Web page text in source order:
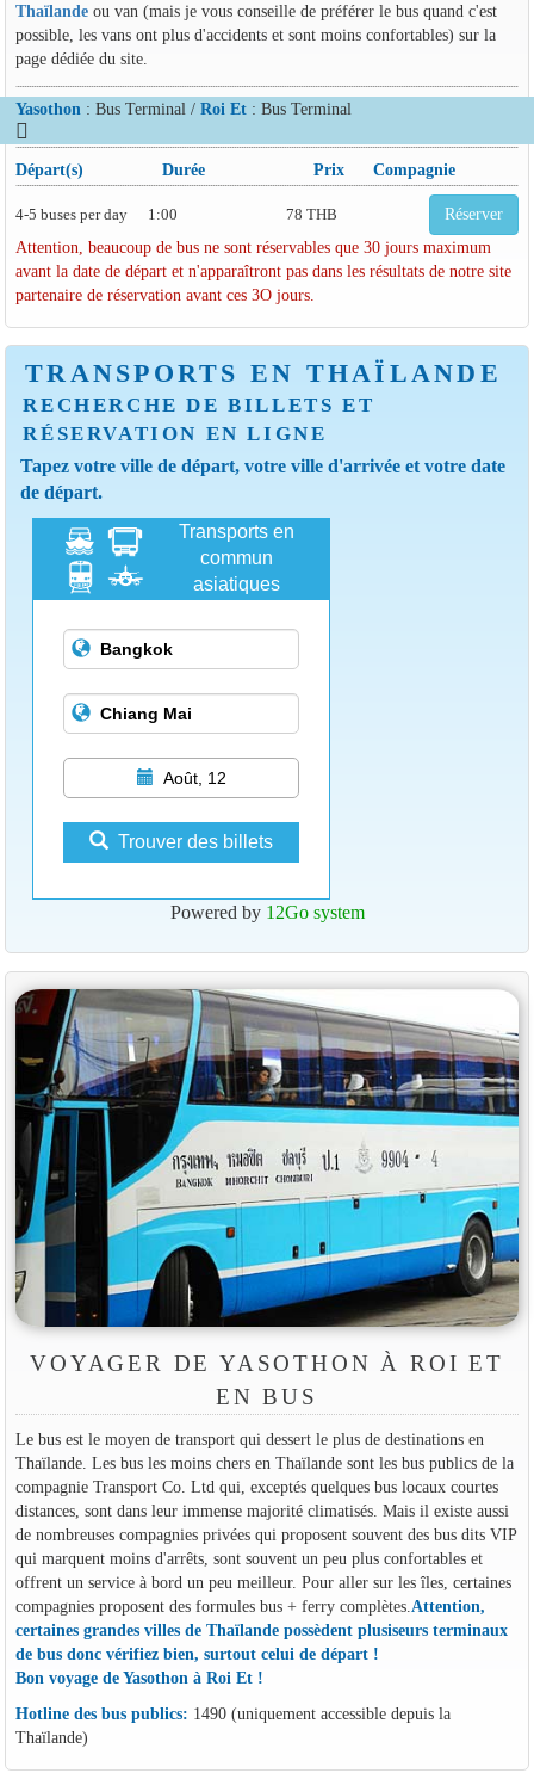
Thaïlandeou van (mais je vous conseille de préférer le bus quand c'est
possible, les vans ont plus d'accidents et sont moins confortables) sur la
page dédiée du site.
Yasothon : Bus Terminal / Roi Et: Bus Terminal
Départ(s) Durée Prix Compagnie
4-5 buses per day 1:00 78 THB Réserver
Attention, beaucoup de bus ne sont réservables que 30 jours maximum
avant la date de départ et n'apparaîtront pas dans les résultats de notre site
partenaire de réservation avant ces 3O jours.
TRANSPORTS EN THAÏLANDE
RECHERCHE DE BILLETS ET
RÉSERVATION EN LIGNE
Tapez votre ville de départ, votre ville d'arrivée et votre date
de départ.
Transports en
commun
asiatiques
Août, 12
Trouver des billets
Powered by 12Go system
VOYAGER DE YASOTHON À ROI ET
EN BUS
Le bus est le moyen de transport qui dessert le plus de destinations en
Thaïlande. Les bus les moins chers en Thaïlande sont les bus publics de la
compagnie Transport Co. Ltd qui, exceptés quelques bus locaux courtes
distances, sont dans leur immense majorité climatisés. Mais il existe aussi
de nombreuses compagnies privées qui proposent souvent des bus dits VIP
qui marquent moins d'arrêts, sont souvent un peu plus confortables et
offrent un service à bord un peu meilleur. Pour aller sur les îles, certaines
compagnies proposent des formules bus + ferry complètes. Attention,
certaines grandes villes de Thaïlande possèdent plusiseurs terminaux
de bus donc vérifiez bien, surtout celui de départ !
Bon voyage de Yasothon à Roi Et !
Hotline des bus publics: 1490 (uniquement accessible depuis la
Thaïlande)